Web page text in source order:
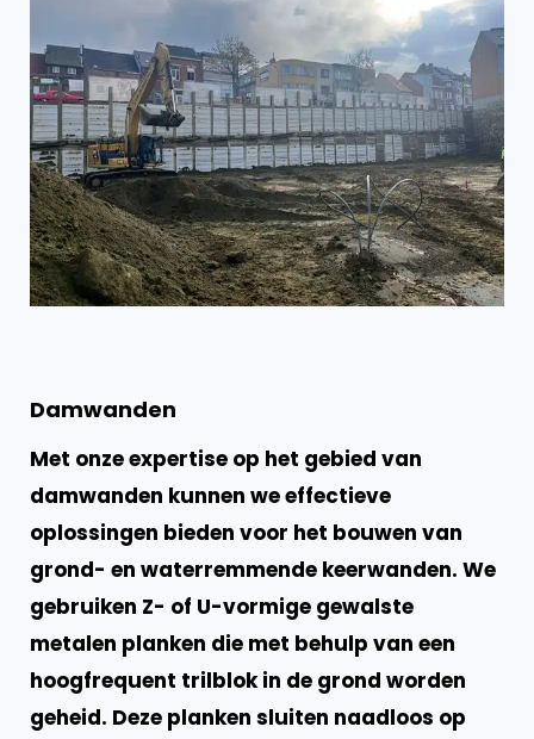
Damwanden
Met onze expertise op het gebied van
damwanden kunnen we effectieve
oplossingen bieden voor het bouwen van
grond- en waterremmende keerwanden. We
gebruiken Z- of U-vormige gewalste
metalen planken die met behulp van een
hoogfrequent trilblok in de grond worden
geheid. Deze planken sluiten naadloos op